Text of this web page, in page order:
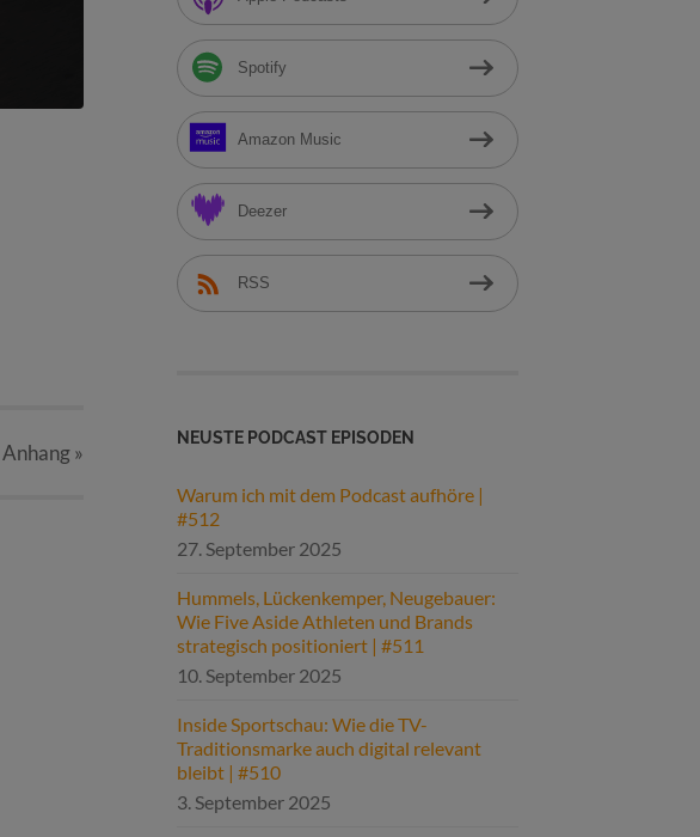
Anhang»
h
Spotify
Amazon Music
Deezer
RSS
NEUSTE PODCAST EPISODEN
Warum ich mit dem Podcast aufhöre |
#512
27. September 2025
Hummels, Lückenkemper, Neugebauer:
Wie Five Aside Athleten und Brands
strategisch positioniert | #511
10. September 2025
Inside Sportschau: Wie die TV-
Traditionsmarke auch digital relevant
bleibt | #510
3. September 2025